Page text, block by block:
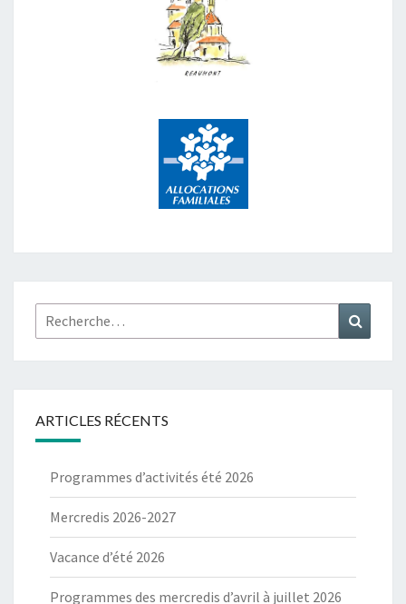
Rechercher :
ARTICLES RÉCENTS
Programmes d’activités été 2026
Mercredis 2026-2027
Vacance d’été 2026
Programmes des mercredis d’avril à juillet 2026